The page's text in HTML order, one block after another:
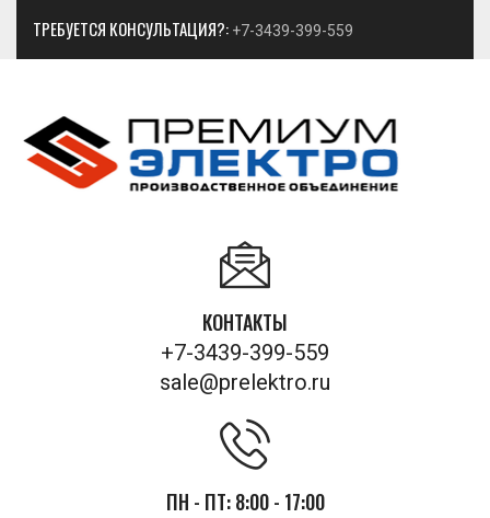
ТРЕБУЕТСЯ КОНСУЛЬТАЦИЯ?: +7-3439-399-559
КОНТАКТЫ
+7-3439-399-559
sale@prelektro.ru
ПН - ПТ: 8:00 - 17:00